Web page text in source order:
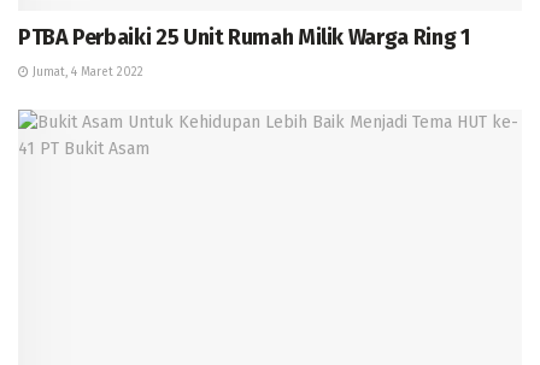
PTBA Perbaiki 25 Unit Rumah Milik Warga Ring 1
Jumat, 4 Maret 2022